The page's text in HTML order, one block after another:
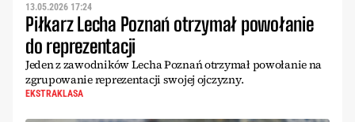
13.05.2026 17:24
Piłkarz Lecha Poznań otrzymał powołanie
do reprezentacji
Jeden z zawodników Lecha Poznań otrzymał powołanie na
zgrupowanie reprezentacji swojej ojczyzny.
EKSTRAKLASA